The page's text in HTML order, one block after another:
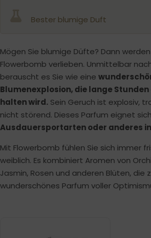
Bester blumige Duft
Mögen Sie blumige Düfte? Dann
Flowerbomb verlieben. Unmittelbar
berauscht es Sie wie eine
Blumenexplosion, die lange
halten wird. Sein Geruch ist explosiv,
nicht störend. Dieses Parfum eignet
Ausdauersportarten oder anderes
Mit Flowerbomb fühlen Sie sich immer
weiblich. Es kombiniert Aromen von
Jasmin, Rosen und anderen Blüten, die
wunderschönes Parfum voller